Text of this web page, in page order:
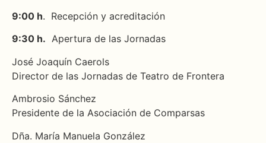
9:00 h. Recepción y acreditación
9:30 h. Apertura de las Jornadas
José Joaquín Caerols
Director de las Jornadas de Teatro de Frontera
Ambrosio Sánchez
Presidente de la Asociación de Comparsas
Dña. María Manuela González